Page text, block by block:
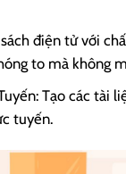
điện tử với
to mà không
Tạo các tài
tuyến.